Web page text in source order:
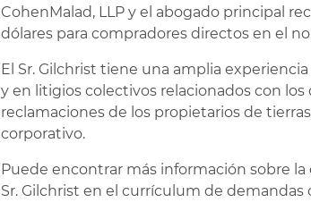
CohenMalad, LLP y el abogado principal
dólares para compradores directos en el
El Sr. Gilchrist tiene una amplia
y en litigios colectivos relacionados con
reclamaciones de los propietarios de
corporativo.
Puede encontrar más información sobre
Sr. Gilchrist en el currículum de demandas